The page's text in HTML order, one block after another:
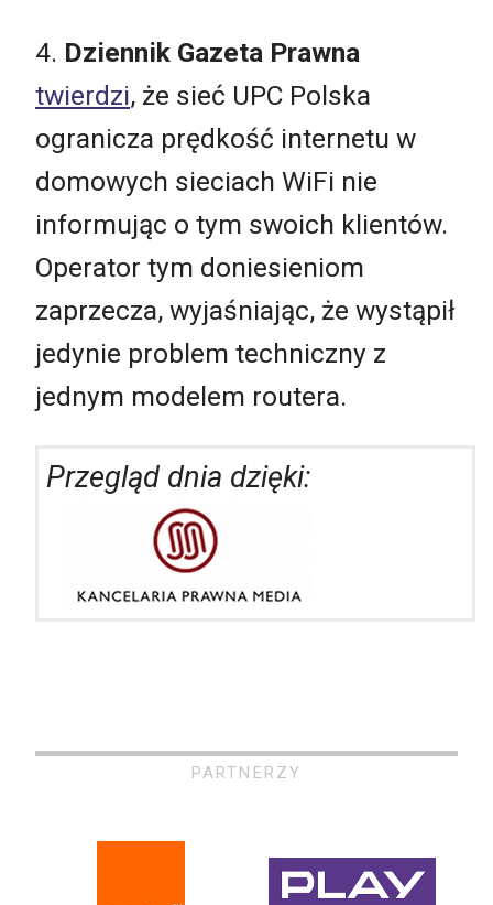
4. Dziennik Gazeta Prawna
twierdzi, że sieć UPC Polska
ogranicza prędkość internetu w
domowych sieciach WiFi nie
informując o tym swoich klientów.
Operator tym doniesieniom
zaprzecza, wyjaśniając, że wystąpił
jedynie problem techniczny z
jednym modelem routera.
Przegląd dnia dzięki:
PARTNERZY